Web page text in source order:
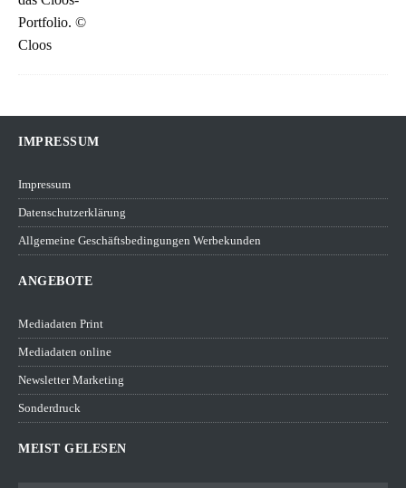
IMPRESSUM
Impressum
Datenschutzerklärung
Allgemeine Geschäftsbedingungen Werbekunden
ANGEBOTE
Mediadaten Print
Mediadaten online
Newsletter Marketing
Sonderdruck
MEIST GELESEN